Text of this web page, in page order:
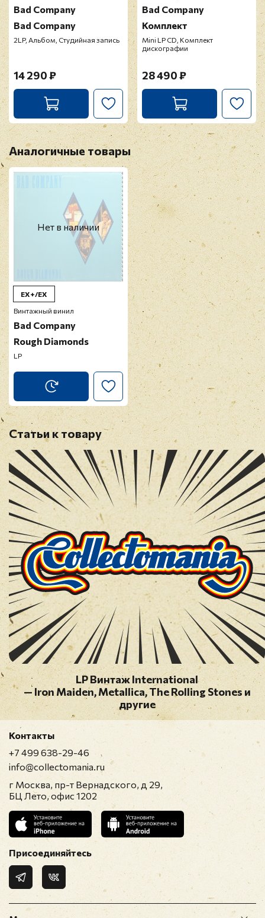
Bad Company
Bad Company
2LP, Альбом, Студийная запись
14 290 ₽
Bad Company
Комплект
Mini LP CD, Комплект
дискографии
28 490 ₽
Аналогичные товары
Нет в наличии
EX+/EX
Винтажный винил
Bad Company
Rough Diamonds
LP
Статьи к товару
LP Винтаж International
— Iron Maiden, Metallica, The Rolling Stones и
другие
Контакты
+7 499 638-29-46
info@collectomania.ru
г Москва, пр-т Вернадского, д 29,
БЦ Лето, офис 1202
Присоединяйтесь